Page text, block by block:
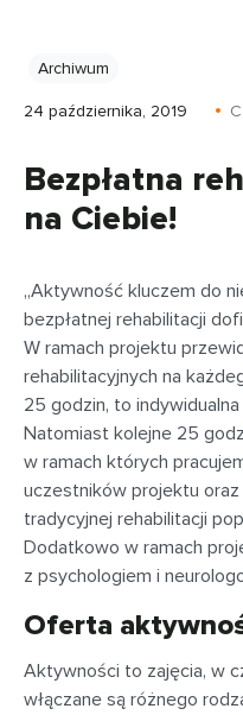
Archiwum
24 października, 2019
Bezpłatna
na Ciebie!
„Aktywność kluczem do
bezpłatnej rehabilitacji
W ramach projektu
rehabilitacyjnych na
25 godzin, to
Natomiast kolejne 25
w ramach których
uczestników projektu
tradycyjnej rehabilitacji
Dodatkowo w ramach
z psychologiem i
Oferta
Aktywności to zajęcia, w
włączane są różnego